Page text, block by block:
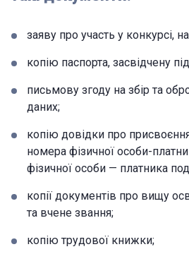
заяву про участь у конкурсі,
копію паспорта, засвідчену
письмову згоду на збір та
даних;
копію довідки про
номера фізичної особи-
фізичної особи — платника
копії документів про вищу
та вчене звання;
копію трудової книжки;